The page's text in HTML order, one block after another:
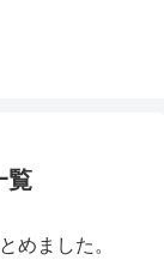
覧
めました。